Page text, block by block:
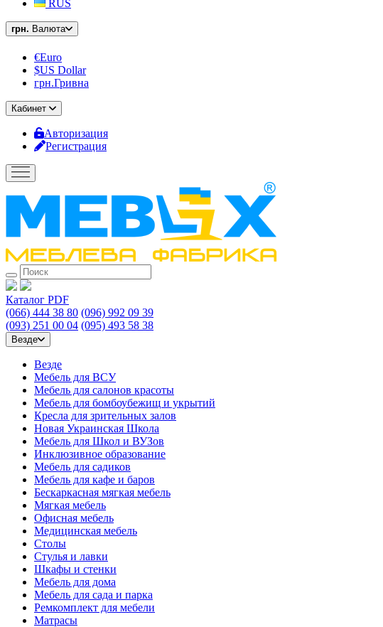
RUS
грн. Валюта
€Euro
$US Dollar
грн.Гривна
Кабинет
Авторизация
Регистрация
Каталог PDF
(066) 444 38 80 (096) 992 09 39
(093) 251 00 04 (095) 493 58 38
Везде
Везде
Мебель для ВСУ
Мебель для салонов красоты
Мебель для бомбоубежищ и укрытий
Кресла для зрительных залов
Новая Украинская Школа
Мебель для Школ и ВУЗов
Инклюзивное образование
Мебель для садиков
Мебель для кафе и баров
Бескаркасная мягкая мебель
Мягкая мебель
Офисная мебель
Медицинская мебель
Столы
Стулья и лавки
Шкафы и стенки
Мебель для дома
Мебель для сада и парка
Ремкомплект для мебели
Матрасы